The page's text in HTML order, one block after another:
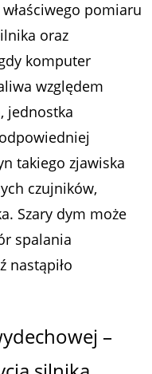
pomiaru
oraz
komputer
względem
jednostka
takiego zjawiska
czujników,
Szary dym może
spalania
nastąpiło
–